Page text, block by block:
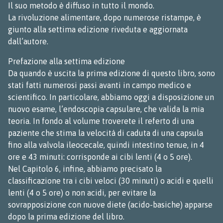
Il suo metodo è diffuso in tutto il mondo.
La rivoluzione alimentare, dopo numerose ristampe, è
giunto alla settima edizione riveduta e aggiornata
dall’autore.
Prefazione alla settima edizione
Da quando è uscita la prima edizione di questo libro, sono
stati fatti numerosi passi avanti in campo medico e
scientifico. In particolare, abbiamo oggi a disposizione un
nuovo esame, l’endoscopia capsulare, che valida la mia
teoria. In fondo al volume troverete il referto di una
paziente che stima la velocità di caduta di una capsula
fino alla valvola ileocecale, quindi intestino tenue, in 4
ore e 43 minuti: corrisponde ai cibi lenti (4 o 5 ore).
Nel Capitolo 6, infine, abbiamo precisato la
classificazione tra i cibi veloci (30 minuti) o acidi e quelli
lenti (4 o 5 ore) o non acidi, per evitare la
sovrapposizione con nuove diete (acido-basiche) apparse
dopo la prima edizione del libro.